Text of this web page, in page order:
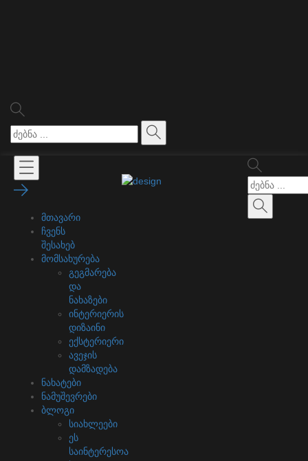
მთავარი
ჩვენს
შესახებ
მომსახურება
გეგმარება
და
ნახაზები
ინტერიერის
დიზაინი
ექსტერიერი
ავეჯის
დამზადება
ნახატები
ნამუშევრები
ბლოგი
სიახლეები
ეს
საინტერესოა